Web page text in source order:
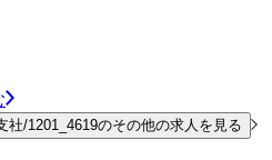
/1201_4619のその他の求人を見る